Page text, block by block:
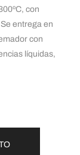
con
entrega en
con
líquidas,